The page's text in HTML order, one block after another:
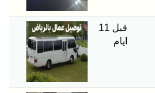
قبل 11
ايام